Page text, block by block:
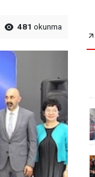
481 okunma